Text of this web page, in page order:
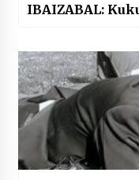
IBAIZABAL: